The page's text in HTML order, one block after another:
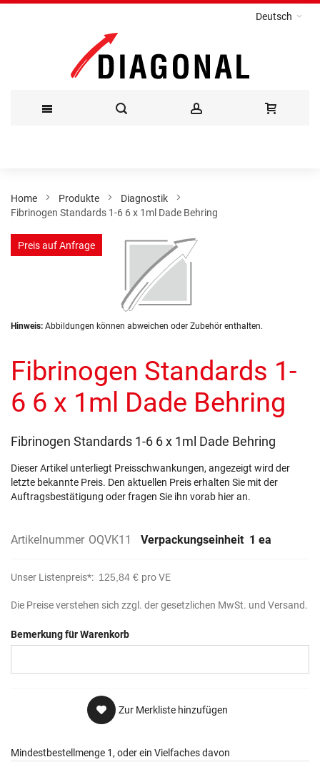
Deutsch
Inhalt
Home Produkte
Diagnostik
Fibrinogen Standards 1-6 6 x 1ml Dade Behring
Zum
Ende
Zum
Bildergalerie
springen
Preis auf Anfrage
Hinweis: Abbildungen können abweichen oder Zubehör enthalten.
Fibrinogen Standards 1-
6 6 x 1ml Dade Behring
Fibrinogen Standards 1-6 6 x 1ml Dade Behring
Dieser Artikel unterliegt Preisschwankungen, angezeigt wird der
letzte bekannte Preis. Den aktuellen Preis erhalten Sie mit der
Auftragsbestätigung oder fragen Sie ihn vorab hier an.
Artikelnummer OQVK11 Verpackungseinheit 1 ea
Unser Listenpreis*: 125,84 € pro VE
Die Preise verstehen sich zzgl. der gesetzlichen MwSt. und Versand.
Bemerkung für Warenkorb
Zur Merkliste hinzufügen
Mindestbestellmenge 1, oder ein Vielfaches davon